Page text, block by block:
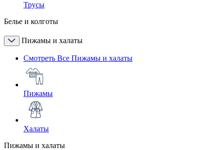
Трусы
Белье и колготы
Пижамы и халаты
Смотреть Все Пижамы и халаты
Пижамы
Халаты
Пижамы и халаты